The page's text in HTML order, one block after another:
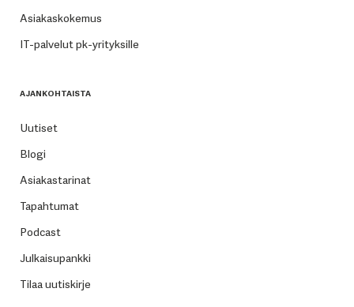
Asiakaskokemus
IT-palvelut pk-yrityksille
AJANKOHTAISTA
Uutiset
Blogi
Asiakastarinat
Tapahtumat
Podcast
Julkaisupankki
Tilaa uutiskirje